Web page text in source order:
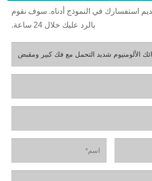
استفسارك في النموذج أدناه. سوف نقوم
بالرد عليك خلال 24 ساعة.